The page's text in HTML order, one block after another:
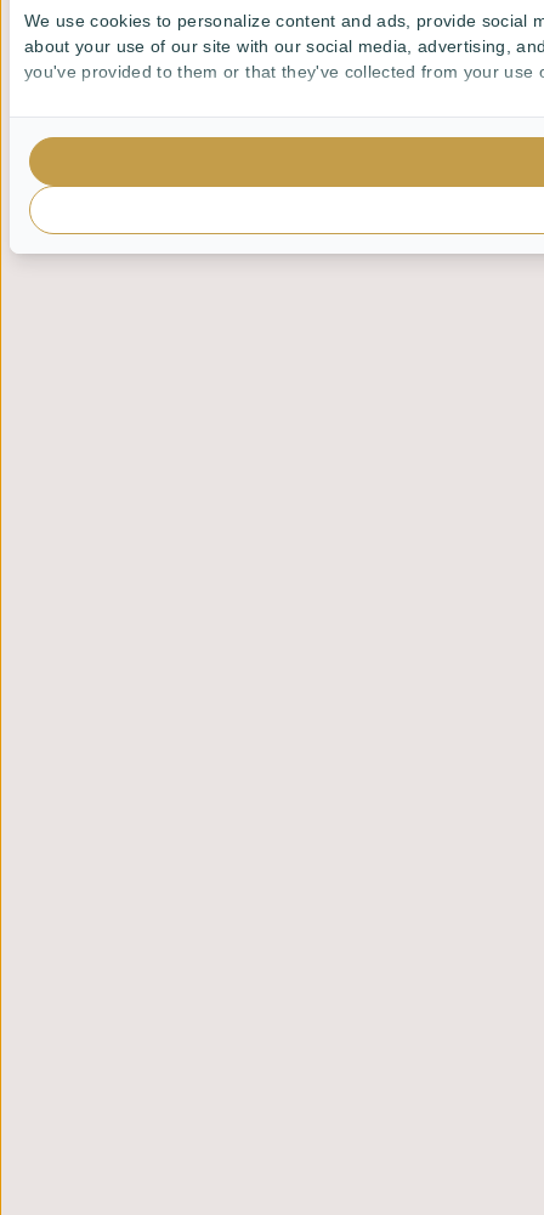
We use cookies to personalize content and ads, provide
about your use of our site with our social media, advertising,
you've provided to them or that they've collected from your use